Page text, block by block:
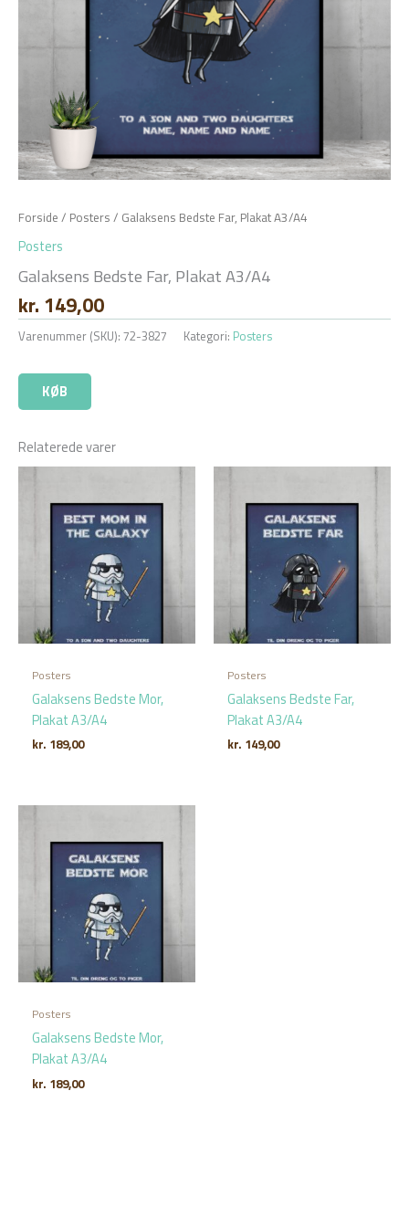
Forside / Posters / Galaksens Bedste Far, Plakat A3/A4
Posters
Galaksens Bedste Far, Plakat A3/A4
kr. 149,00
Varenummer (SKU): 72-3827 Kategori: Posters
KØB
Relaterede varer
Posters
Galaksens Bedste Mor,
Plakat A3/A4
kr. 189,00
Posters
Galaksens Bedste Far,
Plakat A3/A4
kr. 149,00
Posters
Galaksens Bedste Mor,
Plakat A3/A4
kr. 189,00